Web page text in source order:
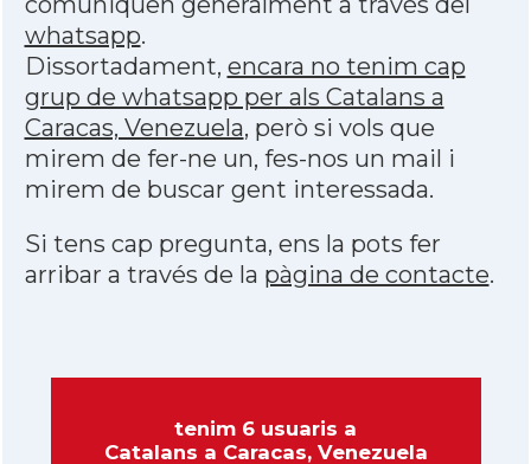
whatsapp.
Dissortadament, encara no tenim cap
grup de whatsapp per als Catalans a
Caracas, Venezuela, però si vols que
mirem de fer-ne un, fes-nos un mail i
mirem de buscar gent interessada.
Si tens cap pregunta, ens la pots fer
arribar a través de la pàgina de contacte.
tenim 6 usuaris a
Catalans a Caracas, Venezuela